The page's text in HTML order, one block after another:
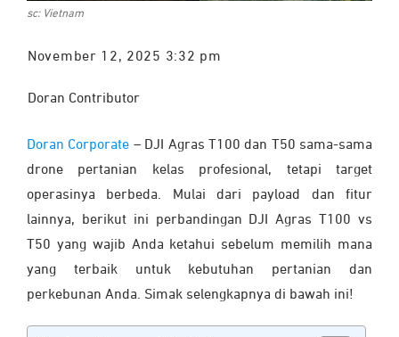
sc: Vietnam
November 12, 2025 3:32 pm
Doran Contributor
Doran Corporate – DJI Agras T100 dan T50 sama-sama
drone pertanian kelas profesional, tetapi target
operasinya berbeda. Mulai dari payload dan fitur
lainnya, berikut ini perbandingan DJI Agras T100 vs
T50 yang wajib Anda ketahui sebelum memilih mana
yang terbaik untuk kebutuhan pertanian dan
perkebunan Anda. Simak selengkapnya di bawah ini!